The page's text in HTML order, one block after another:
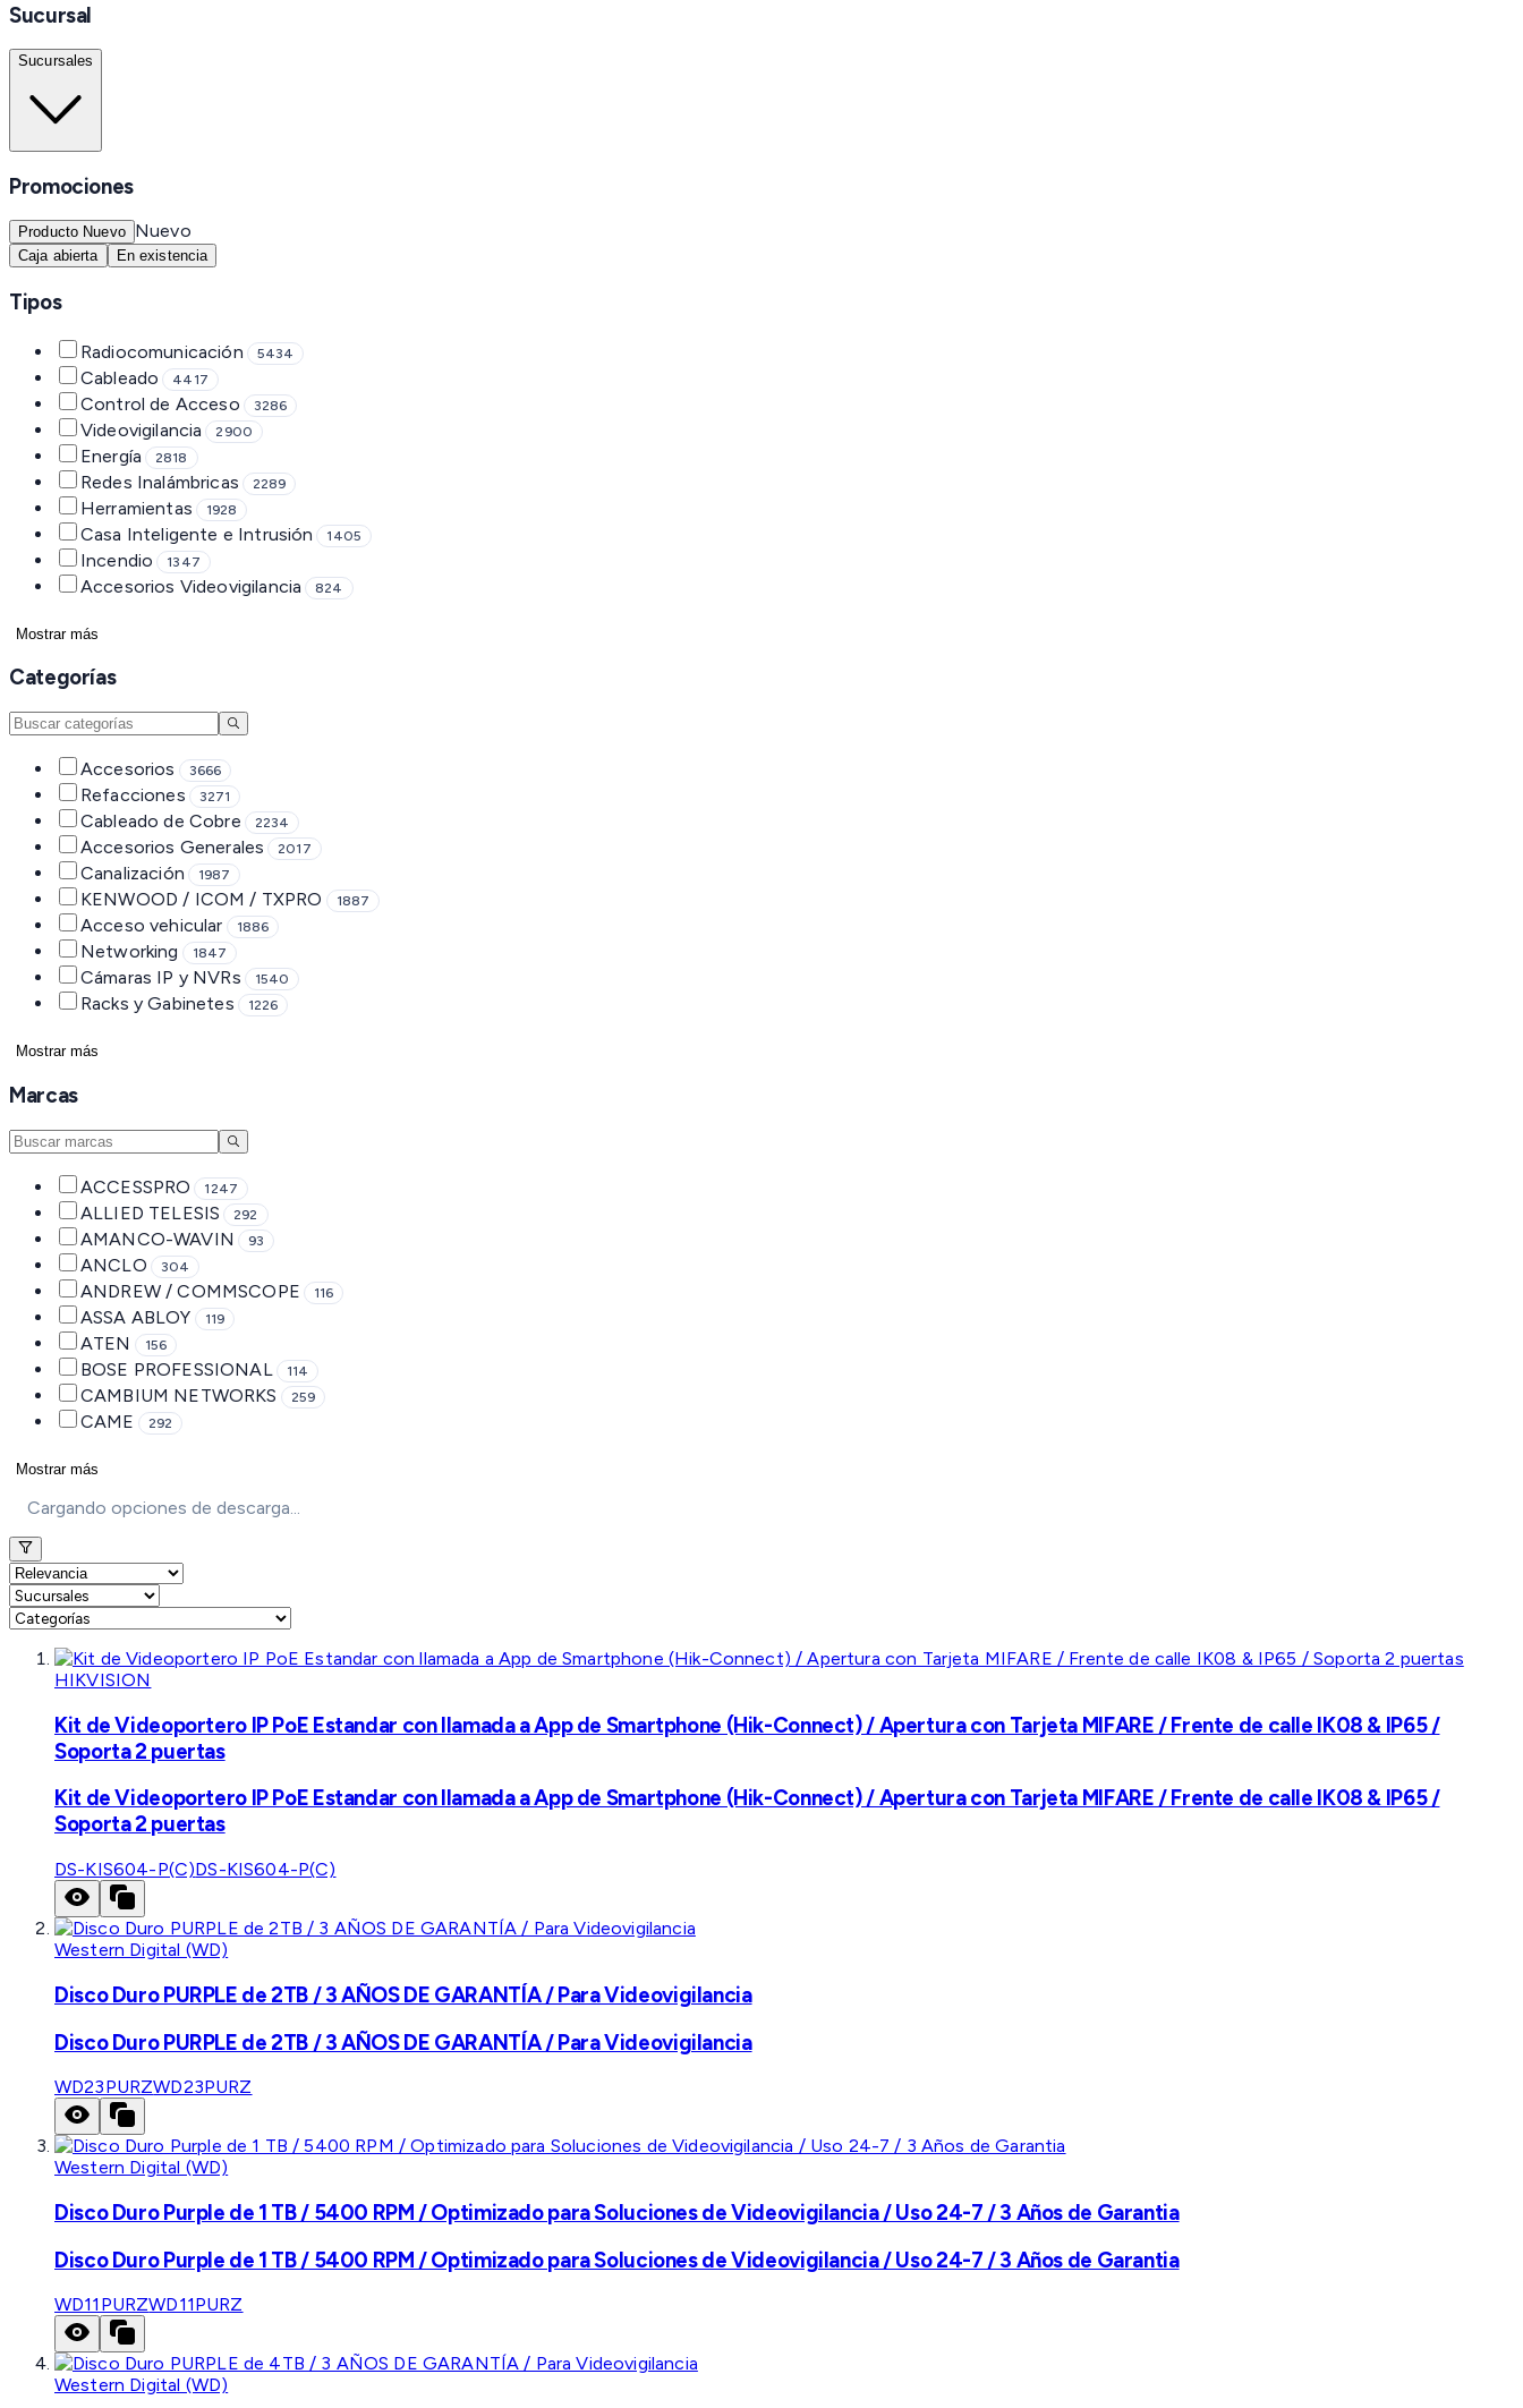
Sucursal
Sucursales
Promociones
Producto Nuevo Nuevo
Caja abierta En existencia
Tipos
Radiocomunicación 5434
Cableado 4417
Control de Acceso 3286
Videovigilancia 2900
Energía 2818
Redes Inalámbricas 2289
Herramientas 1928
Casa Inteligente e Intrusión 1405
Incendio 1347
Accesorios Videovigilancia 824
Mostrar más
Categorías
Accesorios 3666
Refacciones 3271
Cableado de Cobre 2234
Accesorios Generales 2017
Canalización 1987
KENWOOD / ICOM / TXPRO 1887
Acceso vehicular 1886
Networking 1847
Cámaras IP y NVRs 1540
Racks y Gabinetes 1226
Mostrar más
Marcas
ACCESSPRO 1247
ALLIED TELESIS 292
AMANCO-WAVIN 93
ANCLO 304
ANDREW / COMMSCOPE 116
ASSA ABLOY 119
ATEN 156
BOSE PROFESSIONAL 114
CAMBIUM NETWORKS 259
CAME 292
Mostrar más
Cargando opciones de descarga...
HIKVISION
Kit de Videoportero IP PoE Estandar con llamada a App de Smartphone (Hik-Connect) / Apertura con Tarjeta MIFARE / Frente de calle IK08 & IP65 /
Soporta 2 puertas
Kit de Videoportero IP PoE Estandar con llamada a App de Smartphone (Hik-Connect) / Apertura con Tarjeta MIFARE / Frente de calle IK08 & IP65 /
Soporta 2 puertas
DS-KIS604-P(C)DS-KIS604-P(C)
Western Digital (WD)
Disco Duro PURPLE de 2TB / 3 AÑOS DE GARANTÍA / Para Videovigilancia
Disco Duro PURPLE de 2TB / 3 AÑOS DE GARANTÍA / Para Videovigilancia
WD23PURZWD23PURZ
Western Digital (WD)
Disco Duro Purple de 1 TB / 5400 RPM / Optimizado para Soluciones de Videovigilancia / Uso 24-7 / 3 Años de Garantia
Disco Duro Purple de 1 TB / 5400 RPM / Optimizado para Soluciones de Videovigilancia / Uso 24-7 / 3 Años de Garantia
WD11PURZWD11PURZ
Western Digital (WD)